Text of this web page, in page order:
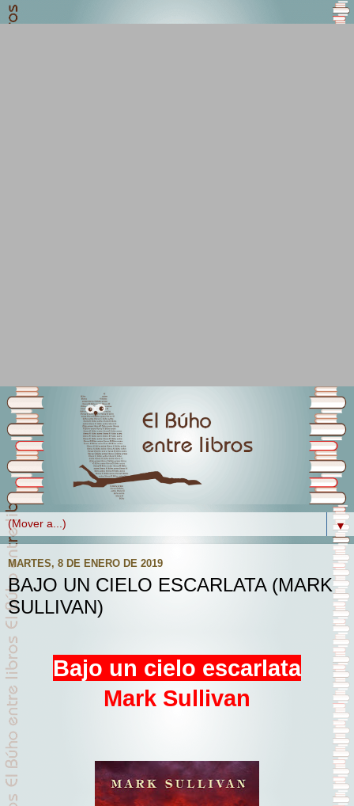
▼
MARTES, 8 DE ENERO DE 2019
BAJO UN CIELO ESCARLATA (MARK
SULLIVAN)
Bajo un cielo escarlata
Mark Sullivan